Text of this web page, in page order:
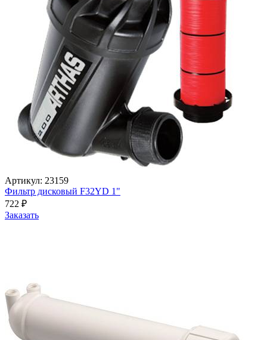
Артикул: 23159
Фильтр дисковый F32YD 1"
722 ₽
Заказать